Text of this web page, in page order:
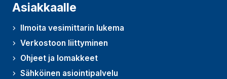
Asiakkaalle
Ilmoita vesimittarin lukema
Verkostoon liittyminen
Ohjeet ja lomakkeet
Sähköinen asiointipalvelu